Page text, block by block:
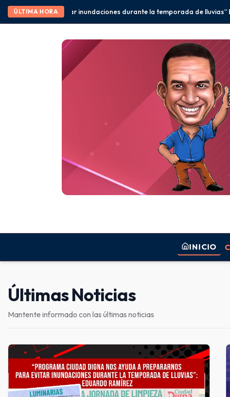
ÚLTIMA HORAdurante la temporada de lluvias” Eduardo Ramírez México
INICIO
Últimas Noticias
Mantente informado con las últimas noticias